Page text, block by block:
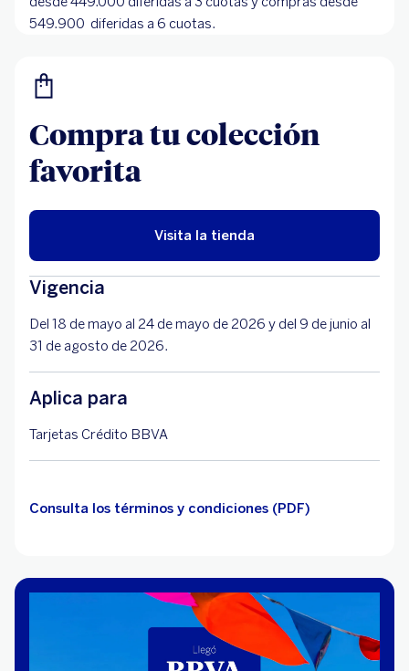
549.900 diferidas a 6 cuotas.
Compra tu colección
favorita
Visita la tienda
Vigencia
Del 18 de mayo al 24 de mayo de 2026 y del 9 de junio al
31 de agosto de 2026.
Aplica para
Tarjetas Crédito BBVA
Consulta los términos y condiciones (PDF)